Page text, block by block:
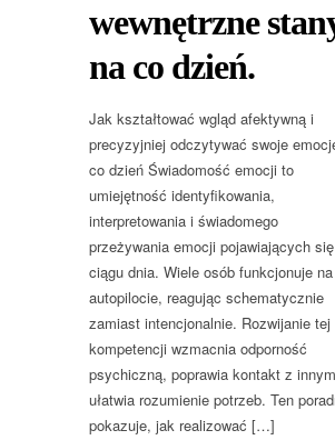
wewnętrzne
na co dzień.
Jak kształtować wgląd afektywną i
precyzyjniej odczytywać swoje
co dzień Świadomość emocji to
umiejętność identyfikowania,
interpretowania i świadomego
przeżywania emocji pojawiających
ciągu dnia. Wiele osób funkcjonuje na
autopilocie, reagując schematycznie
zamiast intencjonalnie. Rozwijanie tej
kompetencji wzmacnia odporność
psychiczną, poprawia kontakt z
ułatwia rozumienie potrzeb. Ten
pokazuje, jak realizować […]